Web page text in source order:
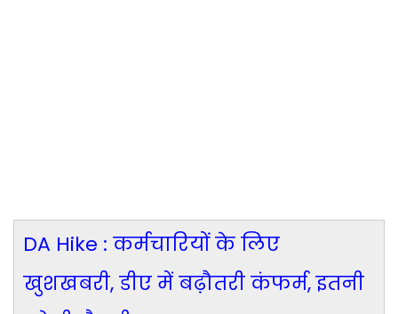
DA Hike : कर्मचारियों के लिए
खुशखबरी, डीए में बढ़ौतरी कंफर्म, इतनी